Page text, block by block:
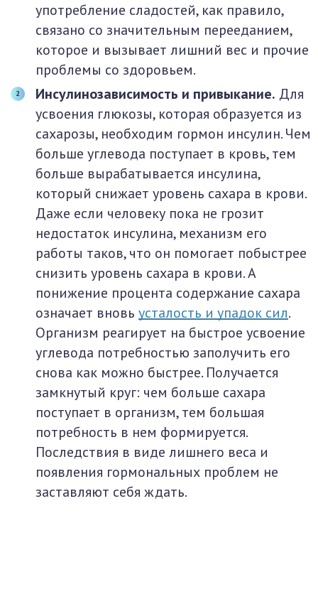
употребление сладостей, как правило,
связано со значительным перееданием,
которое и вызывает лишний вес и прочие
проблемы со здоровьем.
Инсулинозависимость и привыкание. Для
усвоения глюкозы, которая образуется из
сахарозы, необходим гормон инсулин. Чем
больше углевода поступает в кровь, тем
больше вырабатывается инсулина,
который снижает уровень сахара в крови.
Даже если человеку пока не грозит
недостаток инсулина, механизм его
работы таков, что он помогает побыстрее
снизить уровень сахара в крови. А
понижение процента содержание сахара
означает вновь усталость и упадок сил.
Организм реагирует на быстрое усвоение
углевода потребностью заполучить его
снова как можно быстрее. Получается
замкнутый круг: чем больше сахара
поступает в организм, тем большая
потребность в нем формируется.
Последствия в виде лишнего веса и
появления гормональных проблем не
заставляют себя ждать.